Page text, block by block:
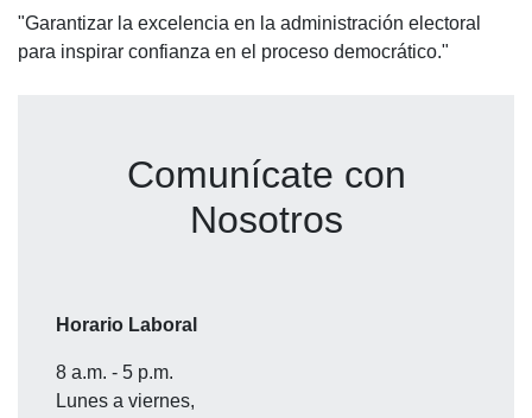
"Garantizar la excelencia en la administración electoral
para inspirar confianza en el proceso democrático."
Comunícate con
Nosotros
Horario Laboral
8 a.m. - 5 p.m.
Lunes a viernes,